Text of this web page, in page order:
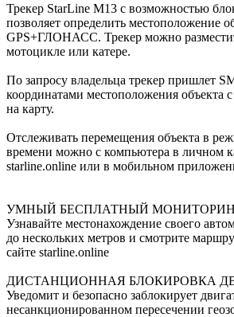
Трекер StarLine M13 с возможностью
позволяет определить местоположение
GPS+ГЛОНАСС. Трекер можно
мотоцикле или катере.
По запросу владельца трекер пришлет
координатами местоположения объекта
на карту.
Отслеживать перемещения объекта в
времени можно с компьютера в личном
starline.online или в мобильном
УМНЫЙ БЕСПЛАТНЫЙ
Узнавайте местонахождение своего
до нескольких метров и смотрите
сайте starline.online
ДИСТАНЦИОННАЯ БЛОКИРОВКА
Уведомит и безопасно заблокирует
несанкционированном пересечении